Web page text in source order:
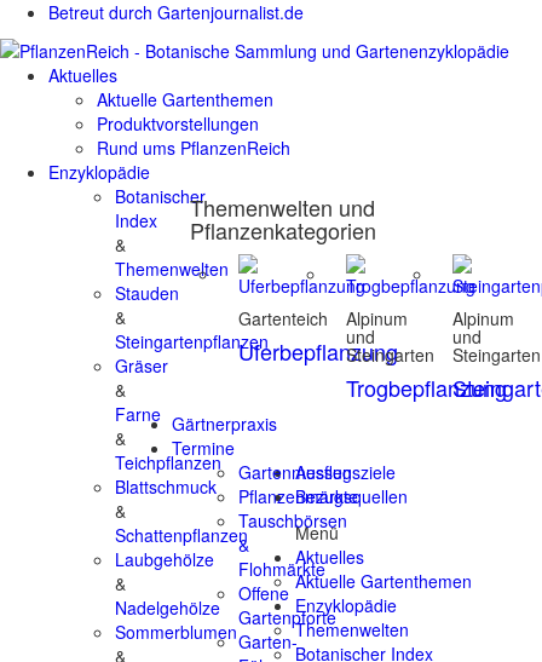
Betreut durch Gartenjournalist.de
Aktuelles
Aktuelle Gartenthemen
Produktvorstellungen
Rund ums PflanzenReich
Enzyklopädie
Botanischer
Index
&
Themenwelten
Stauden
&
Steingartenpflanzen
Gräser
&
Farne
&
Teichpflanzen
Blattschmuck
&
Schattenpflanzen
Laubgehölze
&
Nadelgehölze
Sommerblumen
&
Themenwelten und
Pflanzenkategorien
Gartenteich
Uferbepflanzung
Alpinum
und
Steingarten
Trogbepflanzung
Alpinum
und
Steingarten
Gärtnerpraxis
Termine
Gartenmessen
Pflanzenmärkte
Tauschbörsen
&
Flohmärkte
Offene
Gartenpforte
Garten-
Ausflugsziele
Bezugsquellen
Menü
Aktuelles
Aktuelle Gartenthemen
Enzyklopädie
Themenwelten
Botanischer Index